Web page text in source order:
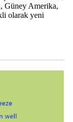
Güney Amerika,
olarak yeni